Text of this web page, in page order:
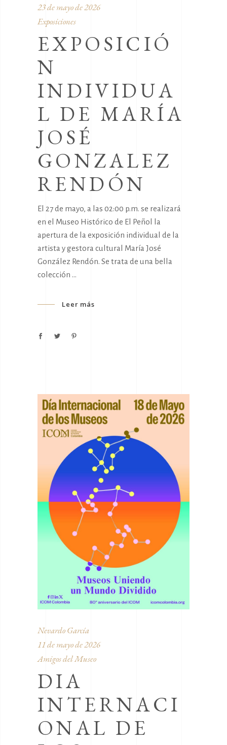
23 de mayo de 2026
Exposiciones
EXPOSICIÓ
N
INDIVIDUA
L DE MARÍA
JOSÉ
GONZALEZ
RENDÓN
El 27 de mayo, a las 02:00 p.m. se realizará
en el Museo Histórico de El Peñol la
apertura de la exposición individual de la
artista y gestora cultural María José
González Rendón. Se trata de una bella
colección
Leer más
Nevardo García
11 de mayo de 2026
Amigos del Museo
DIA
INTERNACI
ONAL DE